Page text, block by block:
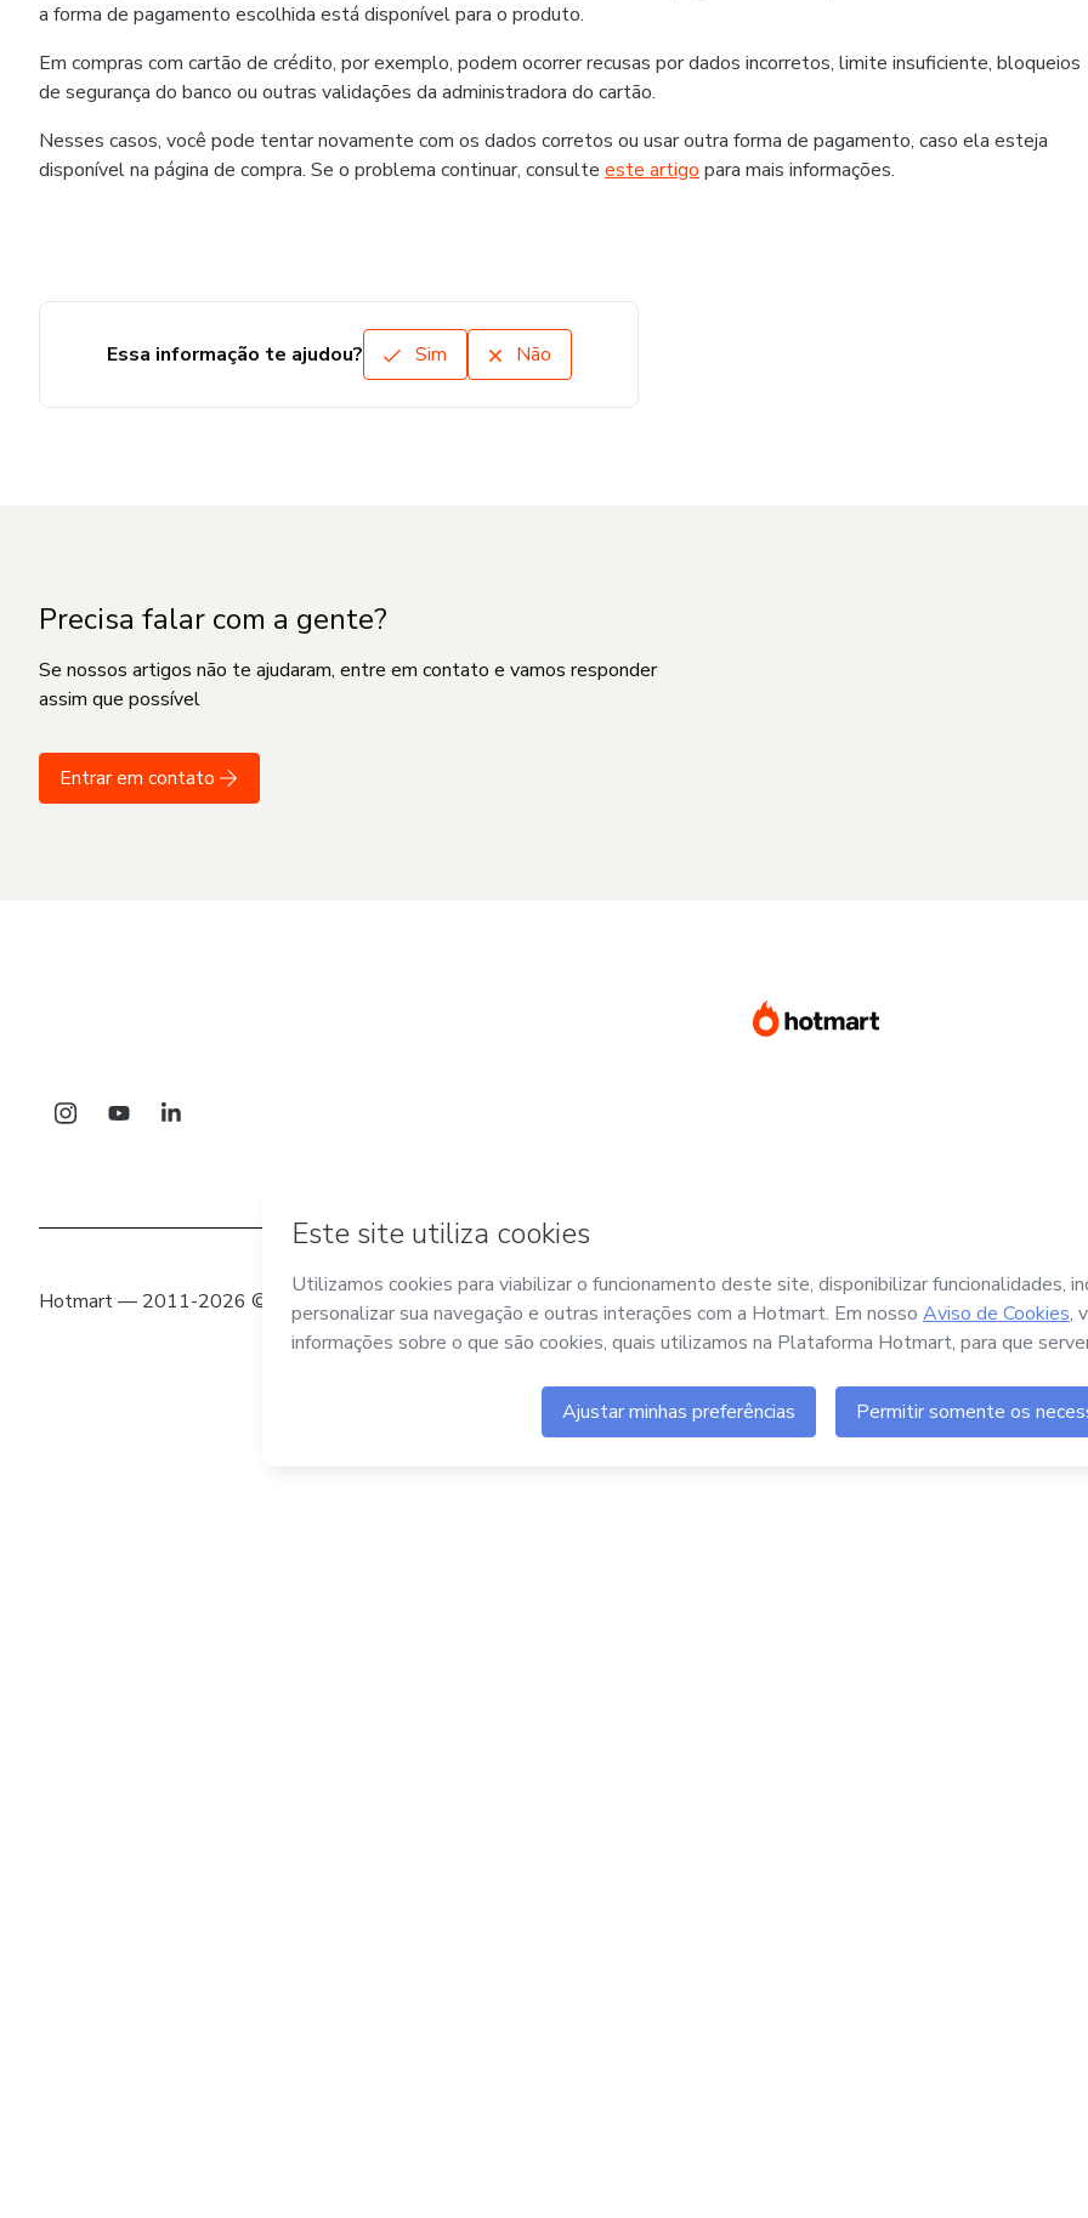
a forma de pagamento escolhida está disponível para o produto.
Em compras com cartão de crédito, por exemplo, podem ocorrer recusas por dados incorretos, limite insuficiente, bloqueios
de segurança do banco ou outras validações da administradora do cartão.
Nesses casos, você pode tentar novamente com os dados corretos ou usar outra forma de pagamento, caso ela esteja
disponível na página de compra. Se o problema continuar, consulte este artigo para mais informações.
Essa informação te ajudou? Sim Não
Precisa falar com a gente?
Se nossos artigos não te ajudaram, entre em contato e vamos responder
assim que possível
Entrar em contato
Hotmart — 2011-2026 © Todos os direitos reservados